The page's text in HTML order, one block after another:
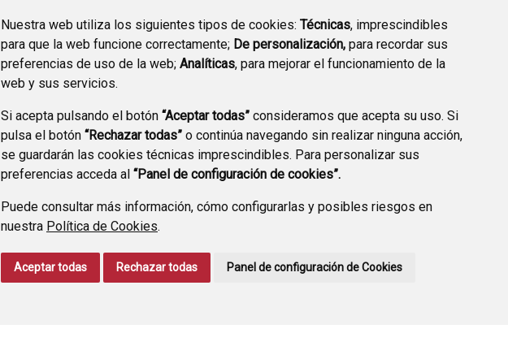
Nuestra web utiliza los siguientes tipos de cookies: Técnicas, imprescindibles
para que la web funcione correctamente; De personalización, para recordar sus
preferencias de uso de la web; Analíticas, para mejorar el funcionamiento de la
web y sus servicios.
Si acepta pulsando el botón “Aceptar todas” consideramos que acepta su uso. Si
pulsa el botón “Rechazar todas” o continúa navegando sin realizar ninguna acción,
se guardarán las cookies técnicas imprescindibles. Para personalizar sus
preferencias acceda al “Panel de configuración de cookies”.
Puede consultar más información, cómo configurarlas y posibles riesgos en
nuestra Política de Cookies.
Aceptar todas Rechazar todas Panel de configuración de Cookies
ACTUALIDAD TRANSPARENCIA
ENLACES A TRÁMITES
HABITUALES